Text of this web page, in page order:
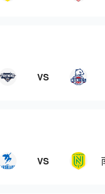
VS
VS